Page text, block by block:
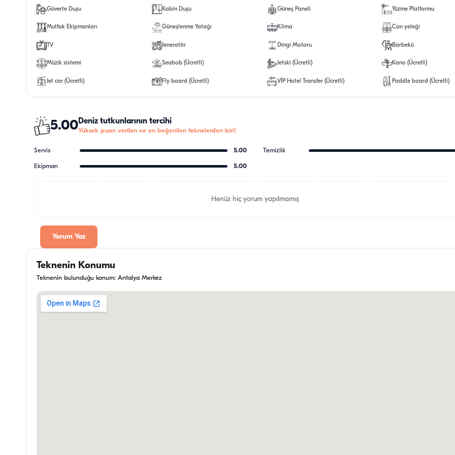
Güverte Duşu Kabin Duşu Güneş Paneli Yüzme Platformu
Mutfak Ekipmanları Güneşlenme Yatağı Klima Can yeleği
TV Jeneratör Dingi Motoru Barbekü
Müzik sistemi Seabob (Ücretli) Jetski (Ücretli) Kano (Ücretli)
Jet car (Ücretli) Fly board (Ücretli) VİP Hotel Transfer (Ücretli) Paddle board (Ücretli)
5.00Deniz tutkunlarının tercihi
Yüksek puan verilen ve en beğenilen teknelerden biri!
Servis 5.00 Temizlik
Ekipman 5.00
Henüz hiç yorum yapılmamış
Yorum Yaz
Teknenin Konumu
Teknenin bulunduğu konum: Antalya Merkez